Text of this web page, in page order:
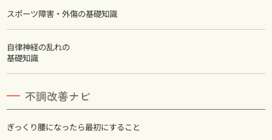
スポーツ障害・外傷の基礎知識
自律神経の乱れの
基礎知識
不調改善ナビ
ぎっくり腰になったら最初にすること